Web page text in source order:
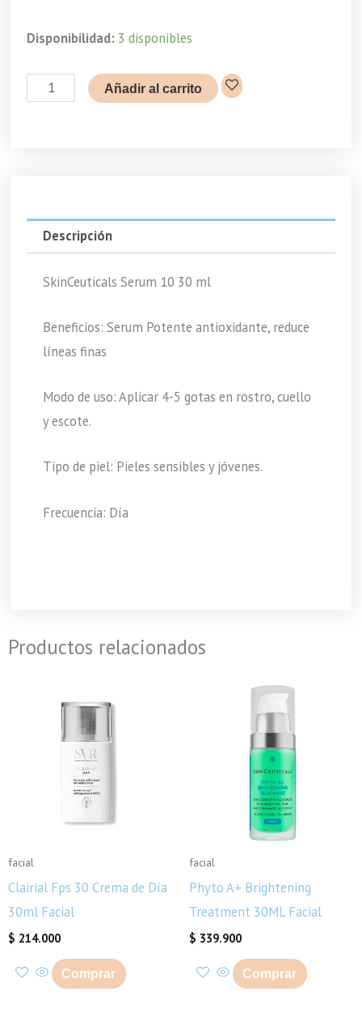
Disponibilidad: 3 disponibles
Serum
30ml
Añadir al carrito
Descripción
SkinCeuticals Serum 10 30 ml
Beneficios: Serum Potente antioxidante, reduce
líneas finas
Modo de uso: Aplicar 4-5 gotas en rostro, cuello
y escote.
Tipo de piel: Pieles sensibles y jóvenes.
Frecuencia: Día
Productos relacionados
facial
Clairial Fps 30 Crema de Día
30ml Facial
$ 214.000
Comprar
facial
Phyto A+ Brightening
Treatment 30ML Facial
$ 339.900
Comprar